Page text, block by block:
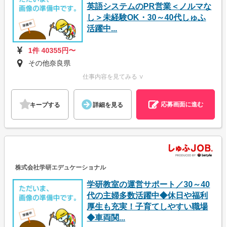
英語システムのPR営業＜ノルマな
し＞未経験OK・30～40代しゅふ
活躍中...
1件 40355円〜
その他奈良県
仕事内容を見てみる ∨
キープする 詳細を見る 応募画面に進む
株式会社学研エデュケーショナル
学研教室の運営サポート／30～40
代の主婦多数活躍中◆休日や福利
厚生も充実！子育てしやすい職場
◆車両関...